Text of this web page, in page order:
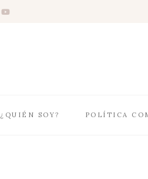
¿QUIÉN SOY? POLÍTICA